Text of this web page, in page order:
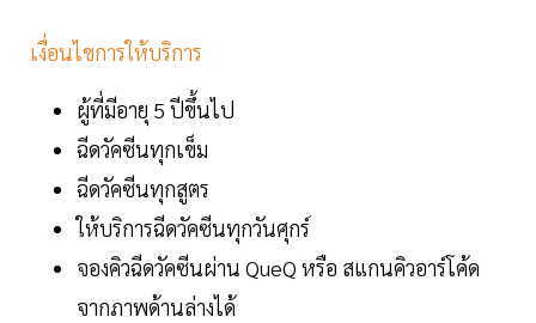
เงื่อนไขการให้บริการ
ผู้ที่มีอายุ 5 ปีขึ้นไป
ฉีดวัคซีนทุกเข็ม
ฉีดวัคซีนทุกสูตร
ให้บริการฉีดวัคซีนทุกวันศุกร์
จองคิวฉีดวัคซีนผ่าน QueQ หรือ สแกนคิวอาร์โค้ด
จากภาพด้านล่างได้